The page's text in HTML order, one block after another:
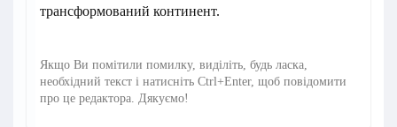
трансформований континент.
Якщо Ви помітили помилку, виділіть, будь ласка,
необхідний текст і натисніть Ctrl+Enter, щоб повідомити
про це редактора. Дякуємо!